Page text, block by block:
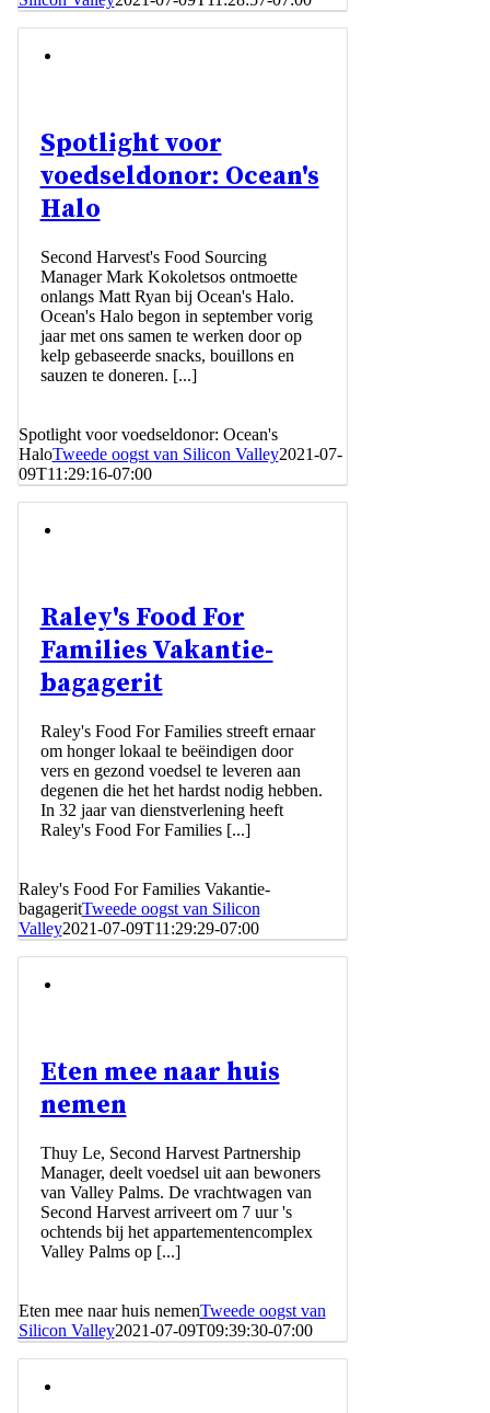
Spotlight voor
voedseldonor: Ocean's
Halo
Second Harvest's Food Sourcing
Manager Mark Kokoletsos ontmoette
onlangs Matt Ryan bij Ocean's Halo.
Ocean's Halo begon in september vorig
jaar met ons samen te werken door op
kelp gebaseerde snacks, bouillons en
sauzen te doneren. [...]
Spotlight voor voedseldonor: Ocean's
HaloTweede oogst van Silicon Valley2021-07-
09T11:29:16-07:00
Raley's Food For
Families Vakantie-
bagagerit
Raley's Food For Families streeft ernaar
om honger lokaal te beëindigen door
vers en gezond voedsel te leveren aan
degenen die het het hardst nodig hebben.
In 32 jaar van dienstverlening heeft
Raley's Food For Families [...]
Raley's Food For Families Vakantie-
bagageritTweede oogst van Silicon
Valley2021-07-09T11:29:29-07:00
Eten mee naar huis
nemen
Thuy Le, Second Harvest Partnership
Manager, deelt voedsel uit aan bewoners
van Valley Palms. De vrachtwagen van
Second Harvest arriveert om 7 uur 's
ochtends bij het appartementencomplex
Valley Palms op [...]
Eten mee naar huis nemenTweede oogst van
Silicon Valley2021-07-09T09:39:30-07:00